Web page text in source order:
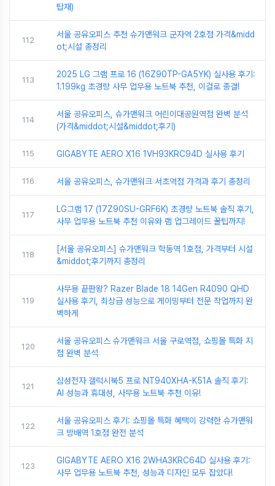
탑재)
112
서울 공유오피스 추천 슈가맨워크 군자역 2호점 가격&midd
ot;시설 총정리
113
2025 LG 그램 프로 16 (16Z90TP-GA5YK) 실사용 후기:
1.199kg 초경량 사무 업무용 노트북 추천, 이걸로 종결!
114
서울 공유오피스, 슈가맨워크 어린이대공원역점 완벽 분석
(가격&middot;시설&middot;후기)
115 GIGABYTE AERO X16 1VH93KRC94D 실사용 후기
116 서울 공유오피스, 슈가맨워크 서초역점 가격과 후기 총정리
117
LG그램 17 (17Z90SU-GRF6K) 초경량 노트북 솔직 후기,
사무 업무용 노트북 추천 이유와 램 업그레이드 꿀팁까지!
118
[서울 공유오피스] 슈가맨워크 학동역 1호점, 가격부터 시설
&middot;후기까지 총정리
119
사무용 끝판왕? Razer Blade 18 14Gen R4090 QHD
실사용 후기, 최상급 성능으로 게이밍부터 전문 작업까지 완
벽하게
120
서울 공유오피스 슈가맨워크 서울 구로역점, 쇼핑몰 특화 지
점 완벽 분석
121
삼성전자 갤럭시북5 프로 NT940XHA-K51A 솔직 후기:
AI 성능과 휴대성, 사무용 노트북 추천 이유!
122
서울 공유오피스 후기: 쇼핑몰 특화 혜택이 강력한 슈가맨워
크 방배역 1호점 완전 분석
123
GIGABYTE AERO X16 2WHA3KRC64D 실사용 후기:
사무 업무용 노트북 추천, 성능과 디자인 모두 잡았다!